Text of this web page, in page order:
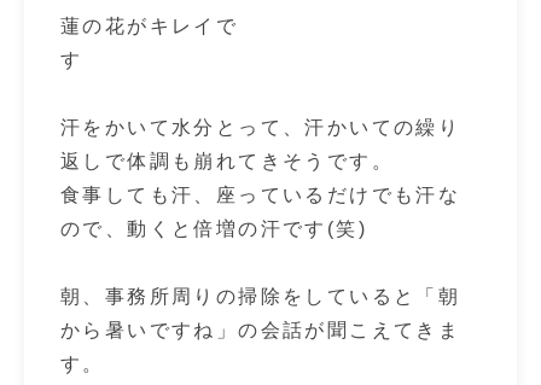
蓮の花がキレイで
す
汗をかいて水分とって、汗かいての繰り
返しで体調も崩れてきそうです。
食事しても汗、座っているだけでも汗な
ので、動くと倍増の汗です(笑)
朝、事務所周りの掃除をしていると「朝
から暑いですね」の会話が聞こえてきま
す。